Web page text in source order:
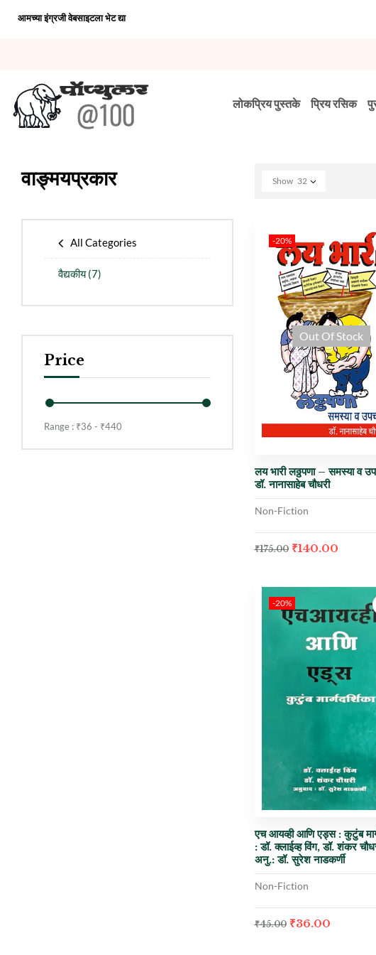
आमच्या इंग्रजी वेबसाइटला भेट द्या
लोकप्रिय पुस्तके प्रिय रसिक
वाङ्मयप्रकार
All Categories
वैद्यकीय(7)
Price
Range : ₹36 - ₹440
Show 32
-20%
Out Of Stock
लय भारी लठ्ठपणा – समस्या व
डॉ. नानासाहेब चौधरी
Non-Fiction
₹175.00 ₹140.00
-20%
एच आयव्ही आणि एड्स : कुटुंब
: डॉ. क्लाईव्ह विंग, डॉ. शंकर
अनु.: डॉ. सुरेश नाडकर्णी
Non-Fiction
₹45.00 ₹36.00